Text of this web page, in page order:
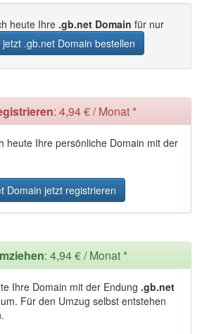
heute Ihre .gb.net Domain für nur
jetzt .gb.net Domain bestellen
: 4,94 € / Monat *
heute Ihre persönliche Domain mit der
Domain jetzt registrieren
: 4,94 € / Monat *
Ihre Domain mit der Endung .gb.net
Für den Umzug selbst entstehen